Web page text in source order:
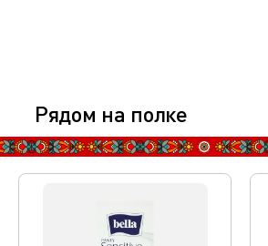
Рядом на полке